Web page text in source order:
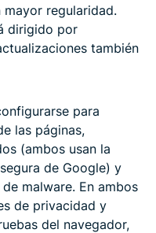
regularidad.
dirigido por
también
para
las páginas,
(ambos usan la
de Google) y
malware. En ambos
de privacidad y
del navegador,